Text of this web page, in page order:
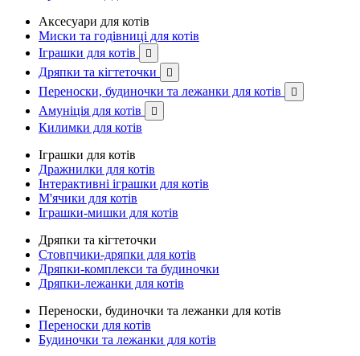
Аксесуари для котів
Миски та годівниці для котів
Іграшки для котів

Дряпки та кігтеточки 
Переноски, будиночки та лежанки для котів 
Амуніція для котів 
Килимки для котів
Іграшки для котів
Дражнилки для котів
Інтерактивні іграшки для котів
М'ячики для котів
Іграшки-мишки для котів
Дряпки та кігтеточки
Стовпчики-дряпки для котів
Дряпки-комплекси та будиночки
Дряпки-лежанки для котів
Переноски, будиночки та лежанки для котів
Переноски для котів
Будиночки та лежанки для котів